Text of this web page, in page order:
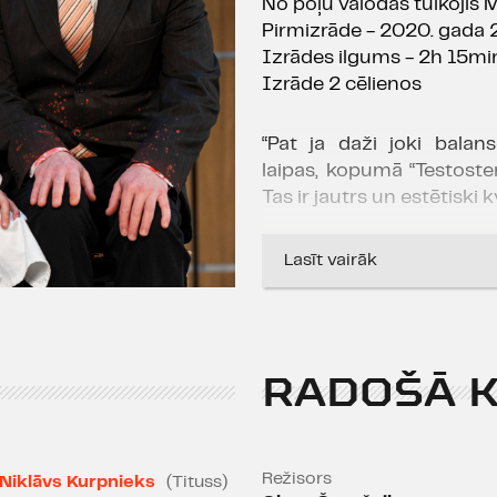
No poļu valodas tulkojis
Pirmizrāde - 2020. gada
Izrādes ilgums - 2h
Izrāde 2 cēlienos
“Pat ja daži joki
laipas, kopumā
Tas ir jautrs un estētiski
PAR IZRĀDI
Mūsdienu poļu
pasaulē, jeb vīriešu
Lasīt vairāk
Niklāvs Kurpnieks
(Tituss)
RADOŠĀ
Režisors